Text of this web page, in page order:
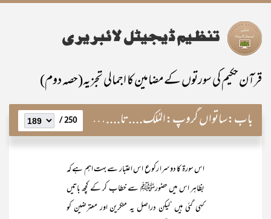
قرآن حکیم کی سورتوں کے مضامین کا اجمالی تجزیہ(حصہ دوم)
باب:ساتواں گروپ:المُلک....تا....النّاس 250 /
اس سورۃ کا دوسرا رکوع اس اعتبار سے بہت اہم ہے کہ
بظاہر اس میں حضورﷺ سے خطاب کر کے کچھ باتیں
کہی گئی ہیں ‘لیکن دراصل یہ منکرین اور معترضین کو